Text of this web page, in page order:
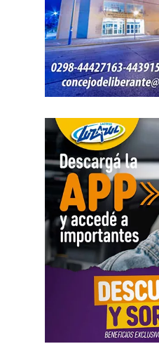
régimen de contrataciones
auditoría interna, sino que
diligencia administrativa, sin
procedimiento específico».
representa una
judiciales.
La sentencia recordó que
discapacidad se encuentran
vulnerabilidad y que el
protección reforzada. En ese
políticas públicas deben
alto posible»,
rehabilitación e integración